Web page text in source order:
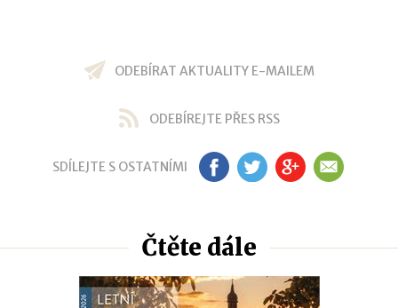
ODEBÍRAT AKTUALITY E-MAILEM
ODEBÍREJTE PŘES RSS
SDÍLEJTE S OSTATNÍMI FB TW GP EM
Čtěte dále